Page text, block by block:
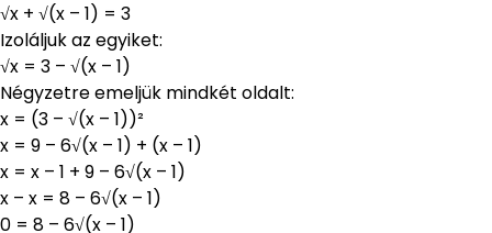
√x + √(x – 1) = 3
Izoláljuk az egyiket:
√x = 3 – √(x – 1)
Négyzetre emeljük mindkét oldalt:
x = (3 – √(x – 1))²
x = 9 – 6√(x – 1) + (x – 1)
x = x – 1 + 9 – 6√(x – 1)
x – x = 8 – 6√(x – 1)
0 = 8 – 6√(x – 1)